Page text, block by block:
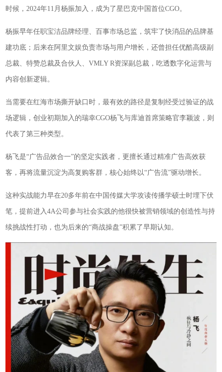
时候，2024年11月杨振加入，成为了星巴克中国首位CGO。
杨振早年任职宝洁品牌经理、百事市场总监，筑牢了快消品的品牌基
建功底；后来在阿里文娱负责市场与用户增长，还曾担任优酷高级副
总裁、特赞总裁及合伙人、VMLY R资深副总裁，吃透数字化运营与
内容创新逻辑。
当需要在红海市场撕开缺口时，最有效的路径是复制经受过验证的战
场逻辑，创业初期加入的瑞幸CGO杨飞与库迪首席策略官李颖波，则
代表了第三种类型。
杨飞是“广告品效合一”的坚定实践者，更擅长通过精准广告高效获
客，再将流量沉淀为高复购客群，核心始终以“广告流”驱动增长。
这种实战能力早在20多年前在中国传媒大学攻读传播学硕士时埋下伏
笔，提前进入4A公司参与社会实践的他很快被营销领域的创造性与持
续挑战性打动，也为后来的“商战操盘”积累了早期认知。